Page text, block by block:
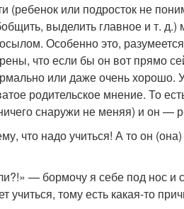
или подросток не
выделить главное и т. д.)
Особенно это,
что если бы он вот прямо
или даже очень хорошо.
родительское мнение. То
снаружи не меняя) и он —
что надо учиться! А то он
— бормочу я себе под нос и
тому есть какая-то